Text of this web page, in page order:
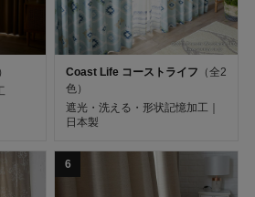
Coast Life コーストライフ （全2
色）
遮光・洗える・形状記憶加工｜
日本製
6
カーテン詳細検索
￥